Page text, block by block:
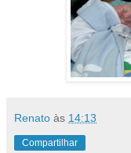
Renato às 14:13
Compartilhar